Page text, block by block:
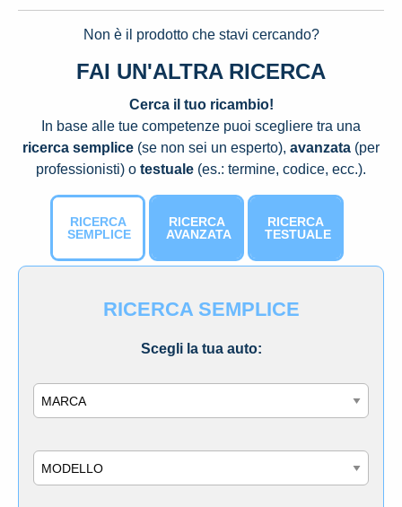
Non è il prodotto che stavi cercando?
FAI UN'ALTRA RICERCA
Cerca il tuo ricambio!
In base alle tue competenze puoi scegliere tra una
ricerca semplice (se non sei un esperto), avanzata (per
professionisti) o testuale (es.: termine, codice, ecc.).
RICERCA
SEMPLICE
RICERCA
AVANZATA
RICERCA
TESTUALE
RICERCA SEMPLICE
Scegli la tua auto: